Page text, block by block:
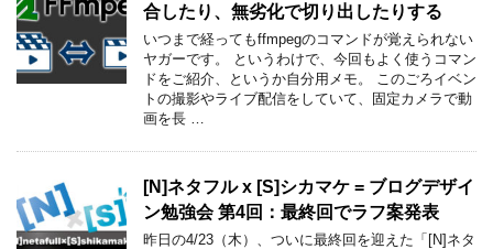
合したり、無劣化で切り出したりする
いつまで経ってもffmpegのコマンドが覚えられない
ヤガーです。 というわけで、今回もよく使うコマン
ドをご紹介、というか自分用メモ。 このごろイベン
トの撮影やライブ配信をしていて、固定カメラで動
画を長 …
[N]ネタフル x [S]シカマケ = ブログデザイ
ン勉強会 第4回：最終回でラフ案発表
昨日の4/23（木）、ついに最終回を迎えた「[N]ネタ